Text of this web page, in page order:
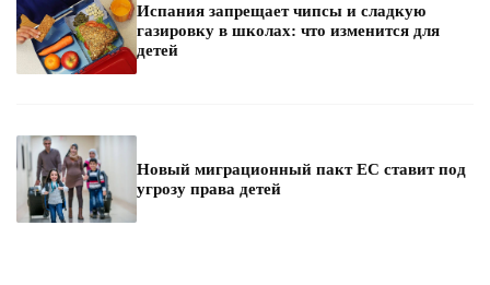
Испания запрещает чипсы и сладкую
газировку в школах: что изменится для
детей
Новый миграционный пакт ЕС ставит под
угрозу права детей